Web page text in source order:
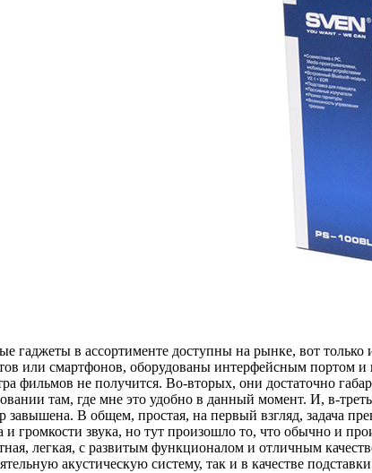
гаджеты в ассортименте доступны на рынке, вот
или смартфонов, оборудованы интерфейсным портом и
фильмов не получится. Во-вторых, они достаточно
там, где мне это удобно в данный момент. И, в-
завышена. В общем, простая, на первый взгляд, задача
и громкости звука, но тут произошло то, что обычно и
легкая, с развитым функционалом и отличным
акустическую систему, так и в качестве